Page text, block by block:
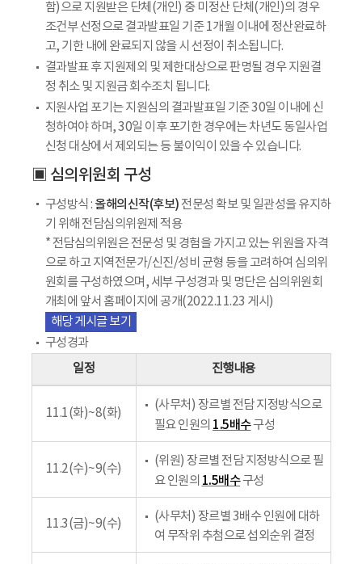
함)으로 지원받은 단체(개인) 중 미정산 단체(개인)의 경우
조건부 선정으로 결과발표일 기준 1개월 이내에 정산완료하
고, 기한 내에 완료되지 않을 시 선정이 취소됩니다.
결과발표 후 지원제외 및 제한대상으로 판명될 경우 지원결
정 취소 및 지원금 회수조치 됩니다.
지원사업 포기는 지원심의 결과발표일 기준 30일 이내에 신
청하여야 하며, 30일 이후 포기한 경우에는 차년도 동일사업
신청 대상에서 제외되는 등 불이익이 있을 수 있습니다.
▣ 심의위원회 구성
구성방식 : 올해의신작(후보) 전문성 확보 및 일관성을 유지하
기 위해 전담심의위원제 적용
* 전담심의위원은 전문성 및 경험을 가지고 있는 위원을 자격
으로 하고 지역전문가/신진/성비 균형 등을 고려하여 심의위
원회를 구성하였으며, 세부 구성경과 및 명단은 심의위원회
개최에 앞서 홈페이지에 공개(2022.11.23 게시)
해당 게시글 보기
구성경과
일정
진행내용
11.1(화)~8(화)
(사무처) 장르별 전담 지정방식으로
필요 인원의 1.5배수구성
11.2(수)~9(수)
(위원) 장르별 전담 지정방식으로 필
요 인원의 1.5배수구성
11.3(금)~9(수)
(사무처) 장르별 3배수 인원에 대하
여 무작위 추첨으로 섭외순위 결정